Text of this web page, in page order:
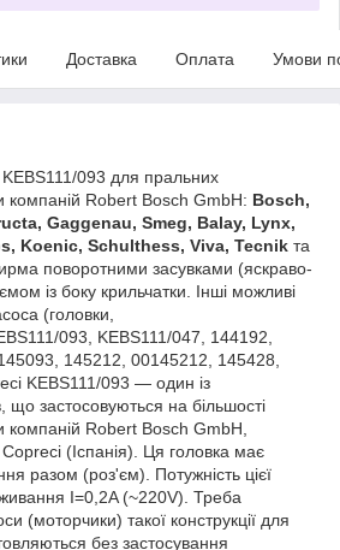
Доставка Оплата Умови
093 для пральних
компаній Robert Bosch GmbH: Bosch,
Gaggenau, Smeg, Balay, Lynx,
Koenic, Schulthess, Viva, Tecnik та
поворотними засувками (яскраво-
із боку крильчатки. Інші можливі
(головки,
093, KEBS111/047, 144192,
145212, 00145212, 145428,
KEBS111/093 — один із
що застосовуються на більшості
Robert Bosch GmbH,
(Іспанія). Ця головка має
разом (роз'єм). Потужність цієї
I=0,2A (~220V). Треба
(моторчики) такої конструкції для
без застосування